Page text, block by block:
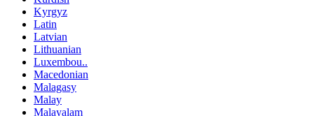
Kyrgyz
Latin
Latvian
Lithuanian
Luxembou..
Macedonian
Malagasy
Malay
Malayalam